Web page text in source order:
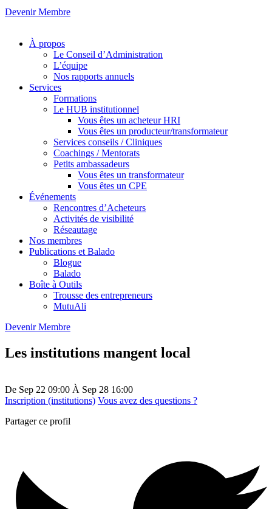
Devenir Membre
À propos
Le Conseil d’Administration
L’équipe
Nos rapports annuels
Services
Formations
Le HUB institutionnel
Vous êtes un acheteur HRI
Vous êtes un producteur/transformateur
Services conseils / Cliniques
Coachings / Mentorats
Petits ambassadeurs
Vous êtes un transformateur
Vous êtes un CPE
Événements
Rencontres d’Acheteurs
Activités de visibilité
Réseautage
Nos membres
Publications et Balado
Blogue
Balado
Boîte à Outils
Trousse des entrepreneurs
MutuAli
Devenir Membre
Les institutions mangent local
De Sep 22 09:00 À Sep 28 16:00
Inscription (institutions) Vous avez des questions ?
Partager ce profil